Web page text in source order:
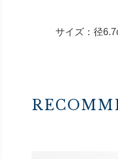
サイズ：径